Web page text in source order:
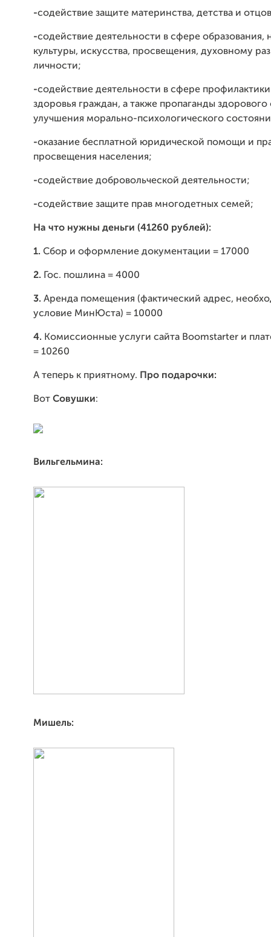
-содействие защите материнства, детства и
-содействие деятельности в сфере образования,
культуры, искусства, просвещения, духовному
личности;
-содействие деятельности в сфере
здоровья граждан, а также пропаганды здорового
улучшения морально-психологического
-оказание бесплатной юридической помощи и
просвещения населения;
-содействие добровольческой деятельности;
-содействие защите прав многодетных семей;
На что нужны деньги (41260 рублей):
1. Сбор и оформление документации = 17000
2. Гос. пошлина = 4000
3. Аренда помещения (фактический адрес,
условие МинЮста) = 10000
4. Комиссионные услуги сайта Boomstarter и
= 10260
А теперь к приятному. Про подарочки:
Вот Совушки:
Вильгельмина:
Мишель: